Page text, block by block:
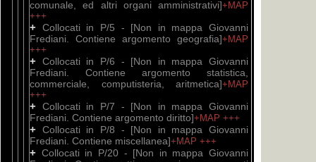
comunale, ed altri organi amministrativi]+MAP
+++
+ Collocati in P/5 - [Non in mappa Giovanni
Frediani. Contiene argomento geografia]+MAP
+++
+ Collocati in P/6 - [Non in mappa Giovanni
Frediani. Contiene argomento statistica,
commerciale, computisteria, aritmetica]+MAP
+++
+ Collocati in P/7 - [Non in mappa Giovanni
Frediani. Contiene argomento diritto]+MAP +++
+ Collocati in P/8 - [Non in mappa Giovanni
Frediani. Contiene miscellanea]+MAP +++
+ Collocati in P/20 - [Non in mappa Giovanni